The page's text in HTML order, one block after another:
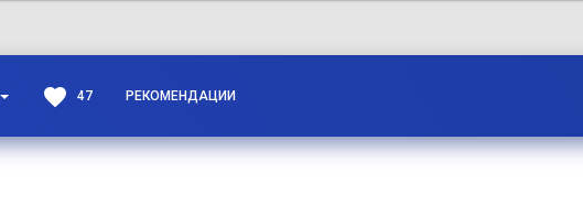
favorite 47 РЕКОМЕНДАЦИИ